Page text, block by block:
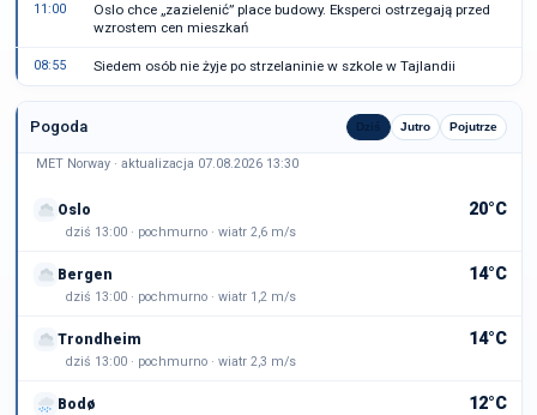
11:00
Oslo chce „zazielenić” place budowy. Eksperci ostrzegają przed
wzrostem cen mieszkań
08:55 Siedem osób nie żyje po strzelaninie w szkole w Tajlandii
Pogoda Dziś Jutro Pojutrze
MET Norway · aktualizacja 07.08.2026 13:30
Oslo 20°C
dziś 13:00 · pochmurno · wiatr 2,6 m/s
Bergen 14°C
dziś 13:00 · pochmurno · wiatr 1,2 m/s
Trondheim 14°C
dziś 13:00 · pochmurno · wiatr 2,3 m/s
Bodø 12°C